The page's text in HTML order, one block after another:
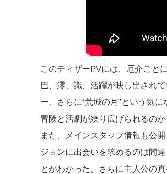
このティザーPVには、厄介ごと
巴、澪、識、活躍が映し出され
ー、さらに“荒城の月”という気
冒険と活劇が繰り広げられるの
また、メインスタッフ情報も公
ジョンに出会いを求めるのは間
とがわかった。さらに主人公の